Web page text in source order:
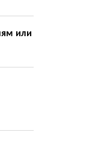
или